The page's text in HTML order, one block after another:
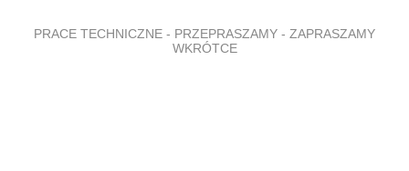
PRACE TECHNICZNE - PRZEPRASZAMY - ZAPRASZAMY
WKRÓTCE